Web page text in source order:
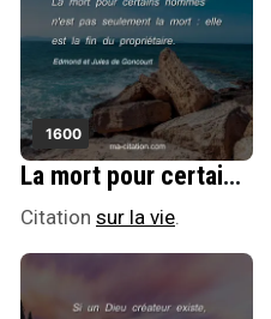
1600
La mort pour certains hommes n'est pas seulement la mort : elle est la fin du propriÃ©taire.
Citation sur la vie.